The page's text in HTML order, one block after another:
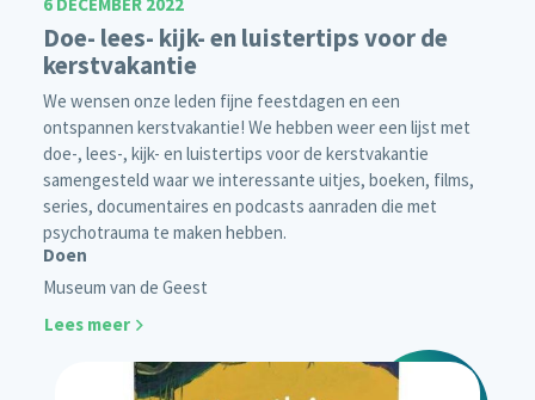
Doe- lees- kijk- en luistertips voor de
kerstvakantie
We wensen onze leden fijne feestdagen en een
ontspannen kerstvakantie! We hebben weer een lijst met
doe-, lees-, kijk- en luistertips voor de kerstvakantie
samengesteld waar we interessante uitjes, boeken, films,
series, documentaires en podcasts aanraden die met
psychotrauma te maken hebben.
Doen
Museum van de Geest
Lees meer